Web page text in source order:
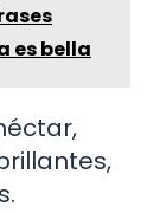
es bella